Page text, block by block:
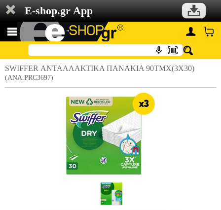
E-shop.gr App
SWIFFER ΑΝΤΑΛΛΑΚΤΙΚΑ ΠΑΝΑΚΙΑ 90TMX(3Χ30)
(ANA.PRC3697)